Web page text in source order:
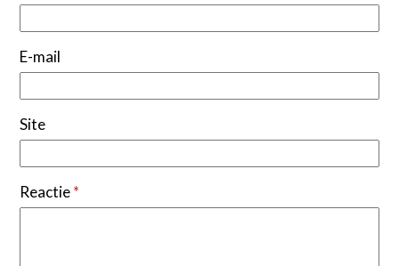
E-mail
Site
Reactie*